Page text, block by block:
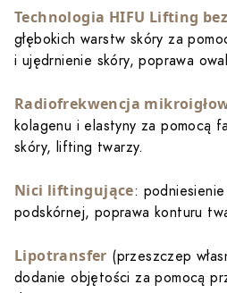
Technologia HIFU Lifting
głębokich warstw skóry za
i ujędrnienie skóry, poprawa
Radiofrekwencja
kolagenu i elastyny za pomocą
skóry, lifting twarzy.
Nici liftingujące:
podskórnej, poprawa konturu
Lipotransfer (przeszczep
dodanie objętości za pomocą